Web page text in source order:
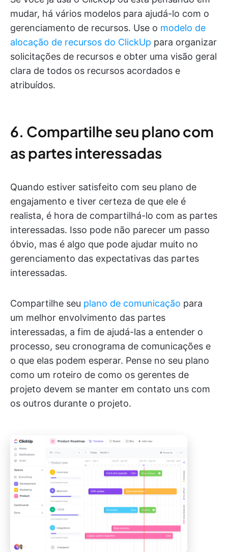
mudar, há vários modelos para ajudá-lo com o
gerenciamento de recursos. Use o modelo de
alocação de recursos do ClickUp para organizar
solicitações de recursos e obter uma visão geral
clara de todos os recursos acordados e
atribuídos.
6. Compartilhe seu plano com
as partes interessadas
Quando estiver satisfeito com seu plano de
engajamento e tiver certeza de que ele é
realista, é hora de compartilhá-lo com as partes
interessadas. Isso pode não parecer um passo
óbvio, mas é algo que pode ajudar muito no
gerenciamento das expectativas das partes
interessadas.
Compartilhe seu plano de comunicação para
um melhor envolvimento das partes
interessadas, a fim de ajudá-las a entender o
processo, seu cronograma de comunicações e
o que elas podem esperar. Pense no seu plano
como um roteiro de como os gerentes de
projeto devem se manter em contato uns com
os outros durante o projeto.